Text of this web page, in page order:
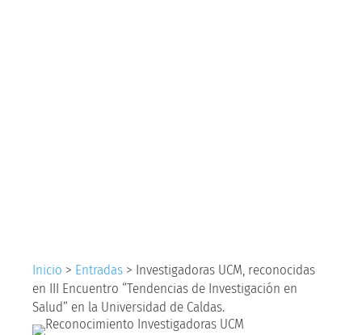
Inicio > Entradas > Investigadoras UCM, reconocidas
en III Encuentro “Tendencias de Investigación en
Salud” en la Universidad de Caldas.